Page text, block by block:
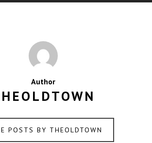
Author
POSTS BY THEOLDTOWN